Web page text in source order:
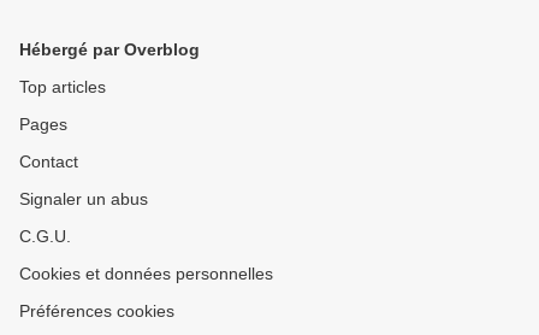
Hébergé par Overblog
Top articles
Pages
Contact
Signaler un abus
C.G.U.
Cookies et données personnelles
Préférences cookies